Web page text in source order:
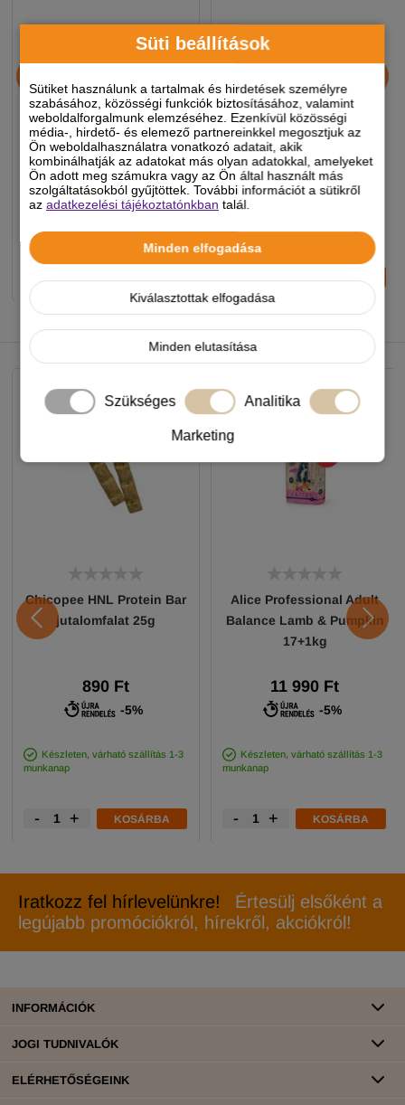
Süti beállítások
Sütiket használunk a tartalmak és hirdetések személyre
szabásához, közösségi funkciók biztosításához, valamint
weboldalforgalmunk elemzéséhez. Ezenkívül közösségi
média-, hirdető- és elemező partnereinkkel megosztjuk az
Ön weboldalhasználatra vonatkozó adatait, akik
kombinálhatják az adatokat más olyan adatokkal, amelyeket
Ön adott meg számukra vagy az Ön által használt más
szolgáltatásokból gyűjtöttek. További információt a sütikről
azadatkezelési tájékoztatónkban talál.
Minden elfogadása
Kiválasztottak elfogadása
Minden elutasítása
Szükséges Analitika
Marketing
90g
3 490 Ft
-5%
Készleten, várható szállítás 1-3
+ KOSÁRBA
Tintahal 90g
3 490 Ft
-5%
Készleten, várható szállítás 1-3
- + KOSÁRBA
NEKED AJÁNLJUK
Chicopee HNL Protein Bar
jutalomfalat 25g
890 Ft
-5%
Készleten, várható szállítás 1-3
munkanap
- + KOSÁRBA
Alice Professional Adult
Balance Lamb & Pumpkin
17+1kg
11 990 Ft
-5%
Készleten, várható szállítás 1-3
munkanap
- + KOSÁRBA
Iratkozz fel hírlevelünkre!
Értesülj elsőként a
legújabb promóciókról, hírekről, akciókról!
INFORMÁCIÓK
JOGI TUDNIVALÓK
ELÉRHETŐSÉGEINK